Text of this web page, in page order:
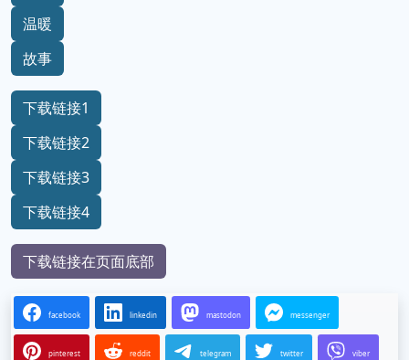
温暖
故事
下载链接1
下载链接2
下载链接3
下载链接4
下载链接在页面底部
facebook linkedin mastodon messenger
pinterest reddit telegram twitter viber